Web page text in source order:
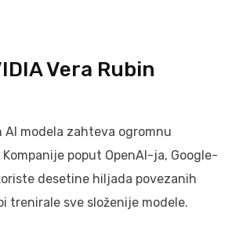
Vera Rubin
AI modela zahteva ogromnu
poput OpenAI-ja, Google-
desetine hiljada povezanih
trenirale sve složenije modele.